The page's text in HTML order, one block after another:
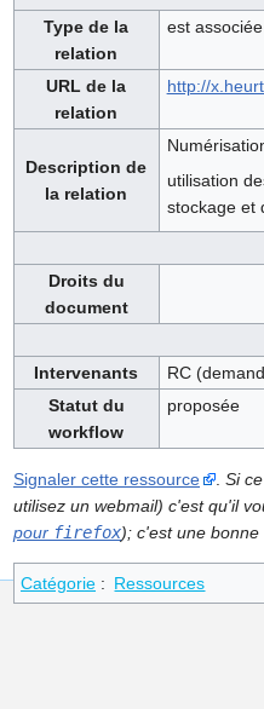
Type de la
relation
est
URL de la
relation
http://
Description de
la relation
utilisation
stockage et
Droits du
document
Intervenants
RC
Statut du
workflow
proposée
Signaler cette ressource
Si
utilisez un webmail) c'est qu'il
pour firefox); c'est une
Catégorie : Ressources